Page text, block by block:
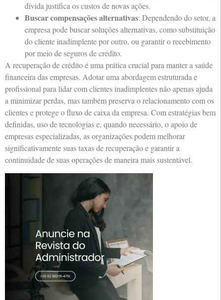
dívida justifica os custos de novas ações.
Buscar compensações alternativas: Dependendo do setor, a
empresa pode buscar soluções alternativas, como substituição
do cliente inadimplente por outro, ou garantir o recebimento
por meio de seguros de crédito.
A recuperação de crédito é uma prática crucial para manter a saúde
financeira das empresas. Adotar uma abordagem estruturada e
profissional para lidar com clientes inadimplentes não apenas ajuda
a minimizar perdas, mas também preserva o relacionamento com os
clientes e protege o fluxo de caixa da empresa. Com estratégias bem
definidas, uso de tecnologias e, quando necessário, o apoio de
empresas especializadas, as organizações podem melhorar
significativamente suas taxas de recuperação e garantir a
continuidade de suas operações de maneira mais sustentável.